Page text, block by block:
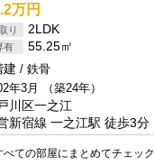
万円
2LDK
55.25㎡
建
鉄骨
年3月
（築24年）
川区一之江
新宿線 一之江駅 徒歩3分
べての部屋にまとめてチェック